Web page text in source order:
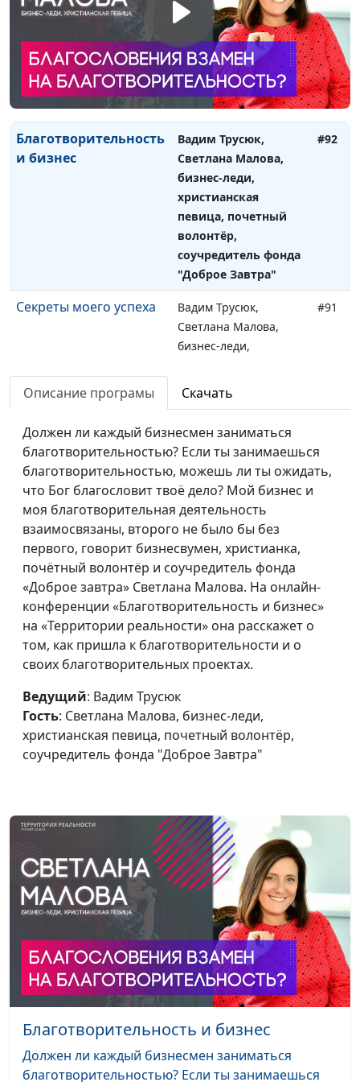
целей
Лебедева,
клинический психолог
Как поменять свою
жизнь и всё не
бросить
Вадим Трусюк, Ольга
Лебедева,
клинический психолог
#93
Благотворительность
и бизнес
Вадим Трусюк,
Светлана Малова,
бизнес-леди,
христианская
певица, почетный
волонтёр,
соучредитель фонда
"Доброе Завтра"
#92
Секреты моего успеха
Вадим Трусюк,
Светлана Малова,
бизнес-леди,
#91
Я – верующая
Вадим Трусюк,
Светлана Малова,
бизнес-леди,
христианская певица,
почетный волонтёр,
соучредитель фонда
"Доброе Завтра"
#90
Наши деньги и наша
вера
Вадим Трусюк,
Дмитрий Булатов,
священнослужитель,
доктор практической
#89
Библия о деньгах
Вадим Трусюк,
Дмитрий Булатов,
священнослужитель,
Основные принципы
успеха
Вадим Трусюк,
Вениамин Дашкевич,
священнослужитель,
молодежный лидер
Как достичь успеха в
отношениях
Вадим Трусюк,
Вениамин Дашкевич,
священнослужитель,
молодежный лидер
#86
Думай позитивно –
будь успешен
Вадим Трусюк,
Вениамин Дашкевич,
молодежный лидер
#85
Описание програмы Скачать
Должен ли каждый бизнесмен заниматься
благотворительностью? Если ты занимаешься
благотворительностью, можешь ли ты ожидать,
что Бог благословит твоё дело? Мой бизнес и
моя благотворительная деятельность
взаимосвязаны, второго не было бы без
первого, говорит бизнесвумен, христианка,
почётный волонтёр и соучредитель фонда
«Доброе завтра» Светлана Малова. На онлайн-
конференции «Благотворительность и бизнес»
на «Территории реальности» она расскажет о
том, как пришла к благотворительности и о
своих благотворительных проектах.
Ведущий: Вадим Трусюк
Гость: Светлана Малова, бизнес-леди,
христианская певица, почетный волонтёр,
соучредитель фонда "Доброе Завтра"
Благотворительность и бизнес
Должен ли каждый бизнесмен заниматься
благотворительностью? Если ты занимаешься